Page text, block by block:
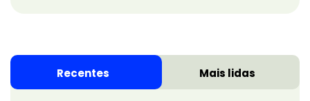
Recentes Mais lidas